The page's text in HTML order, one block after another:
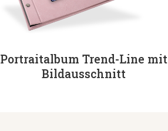
Portraitalbum Trend-Line mit
Bildausschnitt